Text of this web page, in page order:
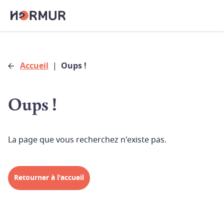
Accueil | Oups !
Oups !
La page que vous recherchez n'existe pas.
Retourner à l'accueil